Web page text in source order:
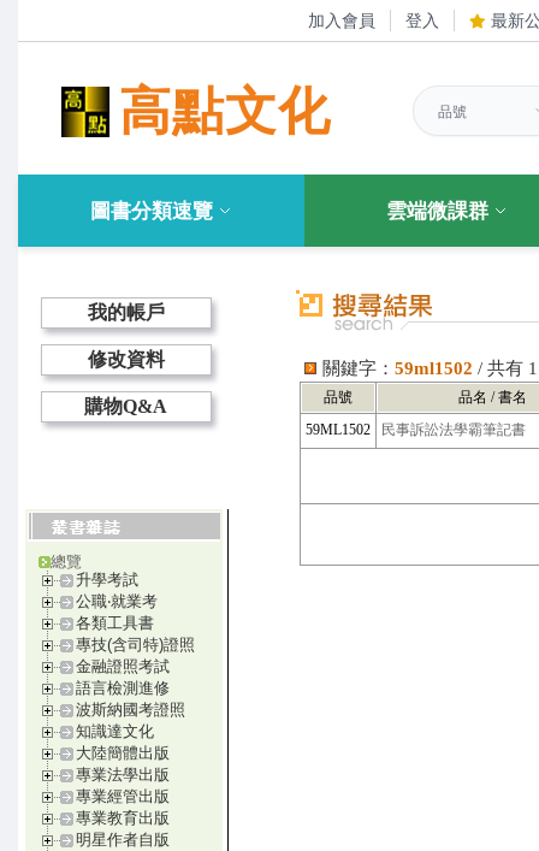
加入會員 登入 最新
高點文化
圖書分類速覽 雲端微課群
我的帳戶
修改資料
購物Q&A
總覽
升學考試
公職‧就業考
各類工具書
專技(含司特)證照
金融證照考試
語言檢測進修
波斯納國考證照
知識達文化
大陸簡體出版
專業法學出版
專業經管出版
專業教育出版
明星作者自版
關鍵字： 59ml1502 / 共有
品號
品名 / 書名
59ML1502
民事訴訟法學霸筆記書